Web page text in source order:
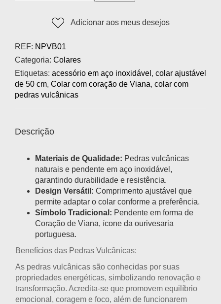
Adicionar aos meus desejos
REF: NPVB01
Categoria: Colares
Etiquetas: acessório em aço inoxidável , colar ajustável
de 50 cm, Colar com coração de Viana, colar com
pedras vulcânicas
Descrição
Materiais de Qualidade: Pedras vulcânicas
naturais e pendente em aço inoxidável,
garantindo durabilidade e resistência.
Design Versátil: Comprimento ajustável que
permite adaptar o colar conforme a preferência.
Símbolo Tradicional: Pendente em forma de
Coração de Viana, ícone da ourivesaria
portuguesa.
Benefícios das Pedras Vulcânicas:
As pedras vulcânicas são conhecidas por suas
propriedades energéticas, simbolizando renovação e
transformação. Acredita-se que promovem equilíbrio
emocional, coragem e foco, além de funcionarem